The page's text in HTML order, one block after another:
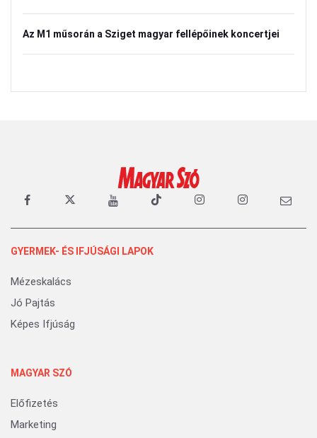
Az M1 műsorán a Sziget magyar fellépőinek koncertjei
GYERMEK- ÉS IFJÚSÁGI LAPOK
Mézeskalács
Jó Pajtás
Képes Ifjúság
MAGYAR SZÓ
Előfizetés
Marketing